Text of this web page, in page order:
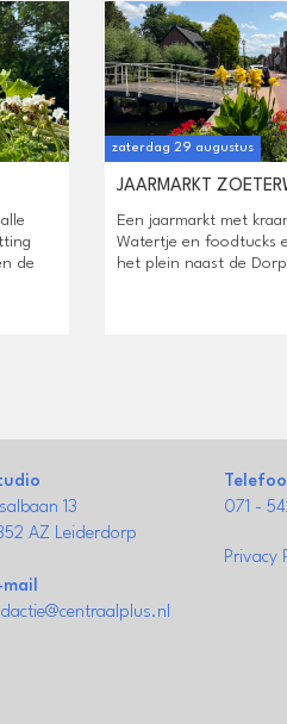
de
zaterdag 29 augustus
JAARMARKT
Een jaarmarkt met
Watertje en foodtucks
het plein naast de
13
AZ Leiderdorp
mail
071 -
Privacy